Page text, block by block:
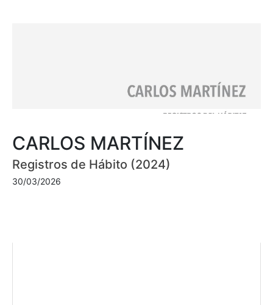
CARLOS MARTÍNEZ
Registros de Hábito (2024)
30/03/2026